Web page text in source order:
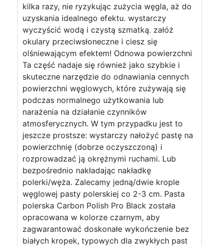
kilka razy, nie ryzykując zużycia węgla, aż do
uzyskania idealnego efektu. wystarczy
wyczyścić wodą i czystą szmatką. załóż
okulary przeciwsłoneczne i ciesz się
olśniewającym efektem! Odnowa powierzchni
Ta część nadaje się również jako szybkie i
skuteczne narzędzie do odnawiania cennych
powierzchni węglowych, które zużywają się
podczas normalnego użytkowania lub
narażenia na działanie czynników
atmosferycznych. W tym przypadku jest to
jeszcze prostsze: wystarczy nałożyć pastę na
powierzchnię (dobrze oczyszczoną) i
rozprowadzać ją okrężnymi ruchami. Lub
bezpośrednio nakładając nakładkę
polerki/węża. Zalecamy jedną/dwie krople
węglowej pasty polerskiej co 2-3 cm. Pasta
polerska Carbon Polish Pro Black została
opracowana w kolorze czarnym, aby
zagwarantować doskonałe wykończenie bez
białych kropek, typowych dla zwykłych past